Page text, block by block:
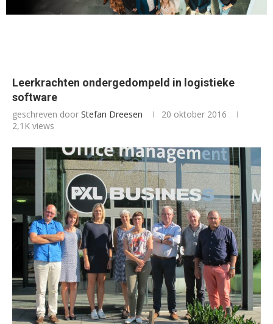
Leerkrachten ondergedompeld in logistieke
software
geschreven door Stefan Dreesen
20 oktober 2016
2,1K views